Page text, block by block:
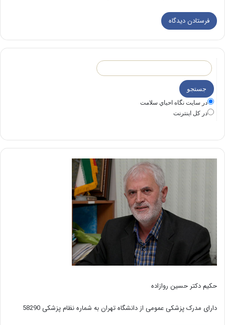
در سايت نگاه احياي سلامت
در كل اينترنت
حکیم دکتر حسین روازاده
دارای مدرک پزشکی عمومی از دانشگاه تهران به شماره نظام پزشکی 58290